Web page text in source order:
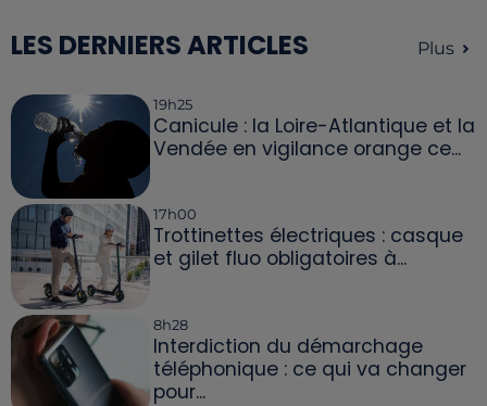
LES DERNIERS ARTICLES Plus
19h25
Canicule : la Loire-Atlantique et la
Vendée en vigilance orange ce...
17h00
Trottinettes électriques : casque
et gilet fluo obligatoires à...
8h28
Interdiction du démarchage
téléphonique : ce qui va changer
pour...